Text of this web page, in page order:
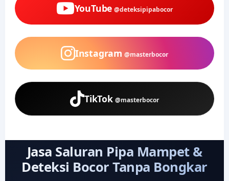
YouTube @deteksipipabocor
Instagram @masterbocor
TikTok @masterbocor
Jasa Saluran Pipa Mampet &
Deteksi Bocor Tanpa Bongkar